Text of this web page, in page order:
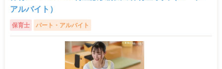
アルバイト）
保育士 パート・アルバイト